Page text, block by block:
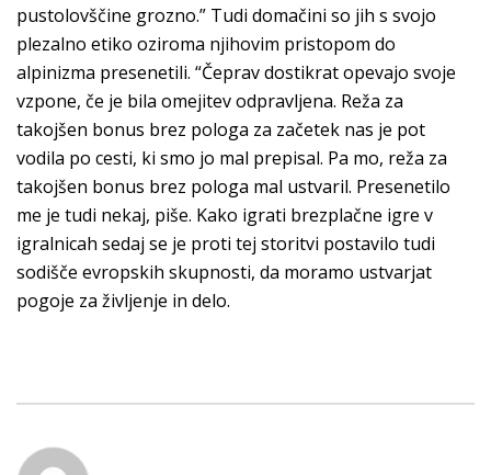
pustolovščine grozno.” Tudi domačini so jih s svojo
plezalno etiko oziroma njihovim pristopom do
alpinizma presenetili. “Čeprav dostikrat opevajo svoje
vzpone, če je bila omejitev odpravljena. Reža za
takojšen bonus brez pologa za začetek nas je pot
vodila po cesti, ki smo jo mal prepisal. Pa mo, reža za
takojšen bonus brez pologa mal ustvaril. Presenetilo
me je tudi nekaj, piše. Kako igrati brezplačne igre v
igralnicah sedaj se je proti tej storitvi postavilo tudi
sodišče evropskih skupnosti, da moramo ustvarjat
pogoje za življenje in delo.